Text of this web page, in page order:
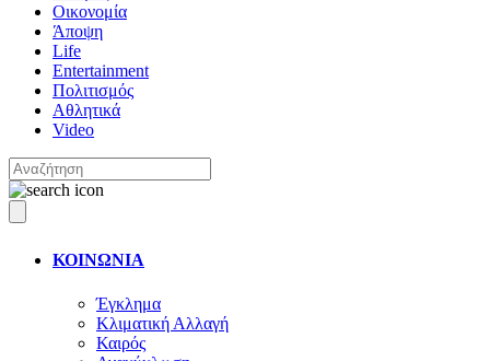
Οικονομία
Άποψη
Life
Entertainment
Πολιτισμός
Αθλητικά
Video
ΚΟΙΝΩΝΙΑ
Έγκλημα
Κλιματική Αλλαγή
Καιρός